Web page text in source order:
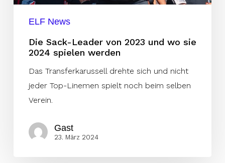
2024
spielenELF News
Die Sack-Leader von 2023 und wo sie
2024 spielen werden
Das Transferkarussell drehte sich und nicht
jeder Top-Linemen spielt noch beim selben
Verein.
Gast
23. März 2024